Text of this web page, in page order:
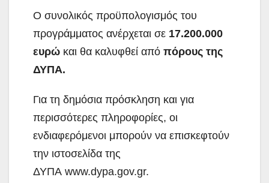
Ο συνολικός προϋπολογισμός του
προγράμματος ανέρχεται σε 17.200.000
ευρώ και θα καλυφθεί από πόρους της
ΔΥΠΑ.
Για τη δημόσια πρόσκληση και για
περισσότερες πληροφορίες, οι
ενδιαφερόμενοι μπορούν να επισκεφτούν
την ιστοσελίδα της
ΔΥΠΑ www.dypa.gov.gr.